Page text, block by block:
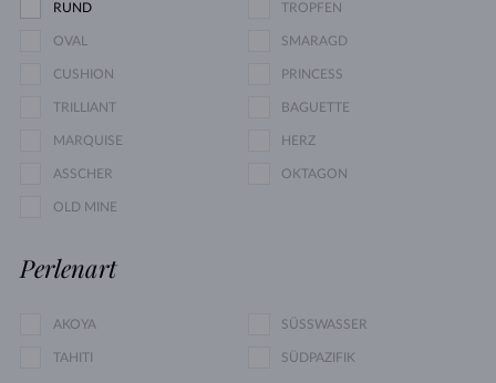
RUND TROPFEN
OVAL SMARAGD
CUSHION PRINCESS
TRILLIANT BAGUETTE
MARQUISE HERZ
ASSCHER OKTAGON
OLD MINE
Perlenart
AKOYA SÜSSWASSER
TAHITI SÜDPAZIFIK